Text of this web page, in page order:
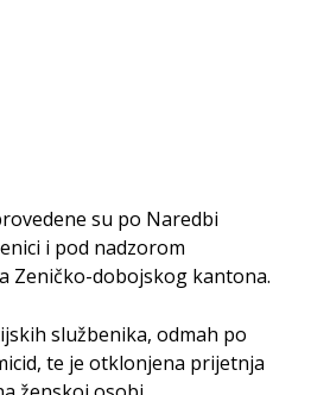
su po Naredbi
i pod nadzorom
Zeničko-dobojskog kantona.
službenika, odmah po
te je otklonjena prijetnja